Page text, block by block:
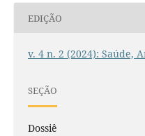
EDIÇÃO
v. 4 n. 2 (2024): Saúde,
SEÇÃO
Dossiê